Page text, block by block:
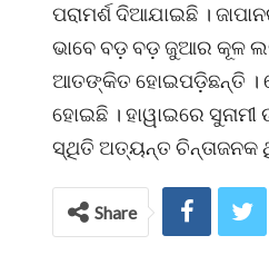
ପରାମର୍ଶ ଦିଆଯାଇଛି ।
ଭାବେ ବଡ଼ ବଡ଼ ଜୁଆର କୂଳ
ଆତଙ୍କିତ ହୋଇପଡ଼ିଛନ୍ତି ।
ହୋଇଛି । ହାୱାଇରେ
ସ୍ଥିତି ଅତ୍ୟନ୍ତ ଚିନ୍ତାଜନକ
Share